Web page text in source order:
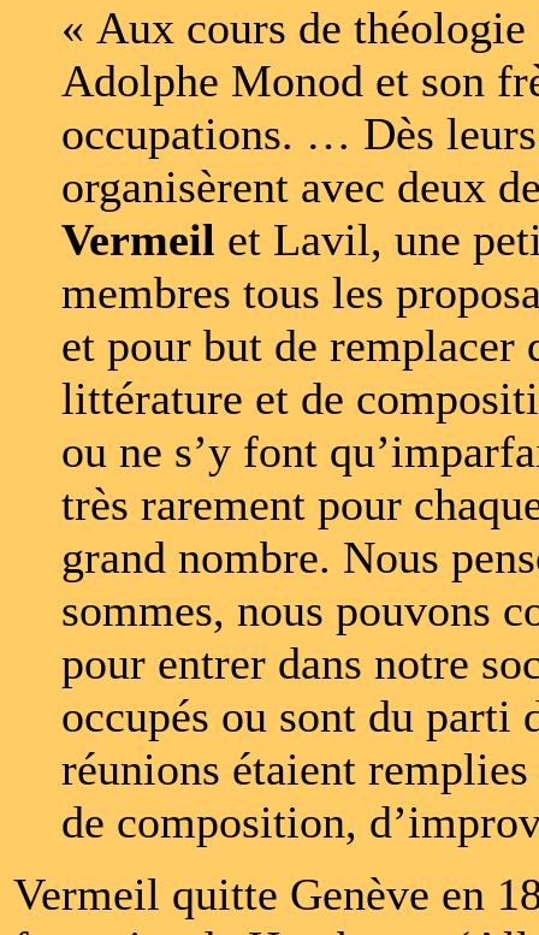
« Aux cours de
Adolphe Monod et son
occupations. … Dès leurs
organisèrent avec deux
Vermeil et Lavil, une
membres tous les
et pour but de remplacer
littérature et de
ou ne s’y font
très rarement pour
grand nombre. Nous
sommes, nous pouvons
pour entrer dans notre
occupés ou sont du parti
réunions étaient
de composition,
Vermeil quitte Genève en